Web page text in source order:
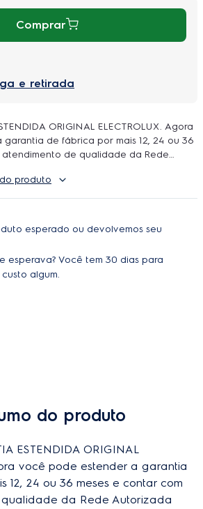
Comprar
e retirada
ORIGINAL ELECTROLUX. Agora
de fábrica por mais 12, 24 ou 36
de qualidade da Rede
reparos forem necessarios, incluindo
se preoupar com orçamentos e
produto
esperado ou devolvemos seu
esperava? Você tem 30 dias para
algum.
do produto
ESTENDIDA ORIGINAL
você pode estender a garantia
12, 24 ou 36 meses e contar com
da Rede Autorizada